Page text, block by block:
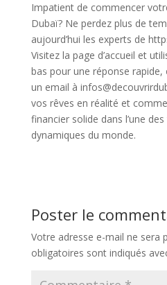
Impatient de commencer
Dubaï? Ne perdez plus de
aujourd’hui les experts de
Visitez la page d’accueil et
bas pour une réponse
un email à
vos rêves en réalité et
financier solide dans l’une
dynamiques du monde.
Poster le
Votre adresse e-mail ne sera
obligatoires sont indiqués